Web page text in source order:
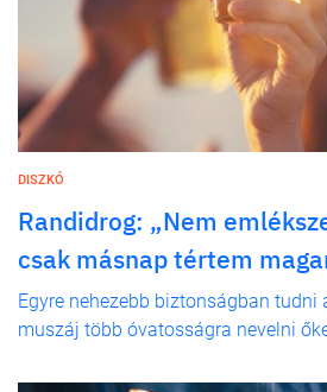
DISZKÓ
Randidrog: „Nem
csak másnap tértem
Egyre nehezebb biztonságban tudni
muszáj több óvatosságra nevelni